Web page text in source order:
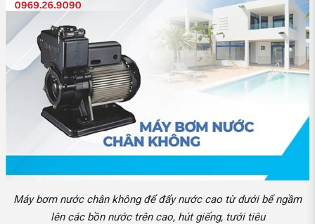
Máy bơm nước chân không để đẩy nước cao từ dưới bể ngầm
lên các bồn nước trên cao, hút giếng, tưới tiêu